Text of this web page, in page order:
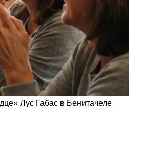
Лус Габас в Бенитачеле